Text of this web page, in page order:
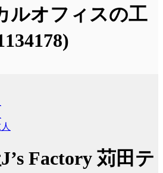
ルオフィスの工
Factory 苅田テ